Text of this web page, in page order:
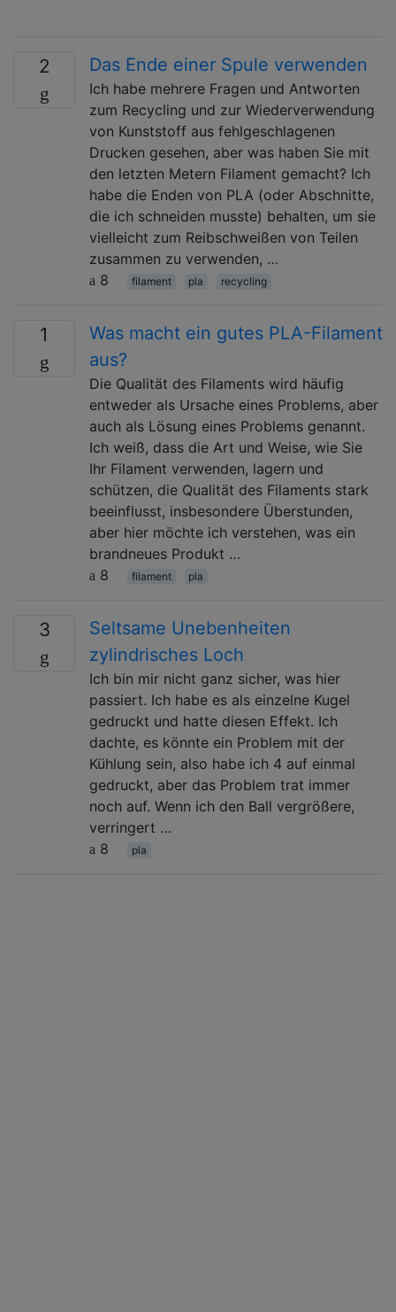
2 Das Ende einer Spule verwenden
Ich habe mehrere Fragen und Antworten
zum Recycling und zur Wiederverwendung
von Kunststoff aus fehlgeschlagenen
Drucken gesehen, aber was haben Sie mit
den letzten Metern Filament gemacht? Ich
habe die Enden von PLA (oder Abschnitte,
die ich schneiden musste) behalten, um sie
vielleicht zum Reibschweißen von Teilen
zusammen zu verwenden, …
8
filament pla recycling
1
Was macht ein gutes PLA-Filament
aus?
Die Qualität des Filaments wird häufig
entweder als Ursache eines Problems, aber
auch als Lösung eines Problems genannt.
Ich weiß, dass die Art und Weise, wie Sie
Ihr Filament verwenden, lagern und
schützen, die Qualität des Filaments stark
beeinflusst, insbesondere Überstunden,
aber hier möchte ich verstehen, was ein
brandneues Produkt …
8
filament pla
3
Seltsame Unebenheiten
zylindrisches Loch
Ich bin mir nicht ganz sicher, was hier
passiert. Ich habe es als einzelne Kugel
gedruckt und hatte diesen Effekt. Ich
dachte, es könnte ein Problem mit der
Kühlung sein, also habe ich 4 auf einmal
gedruckt, aber das Problem trat immer
noch auf. Wenn ich den Ball vergrößere,
verringert …
8
pla